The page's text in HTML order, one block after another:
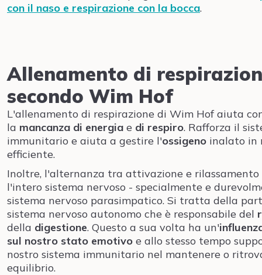
con il naso e respirazione con la bocca.
Allenamento di
secondo Wim Hof
L'allenamento di respirazione di Wim Hof aiuta
la mancanza di energia e di respiro. Rafforza il
immunitario e aiuta a gestire l'ossigeno inalato in
efficiente.
Inoltre, l'alternanza tra attivazione e
l'intero sistema nervoso - specialmente e
sistema nervoso parasimpatico. Si tratta della
sistema nervoso autonomo che è responsabile del
della digestione. Questo a sua volta ha un'
sul nostro stato emotivo e allo stesso tempo
nostro sistema immunitario nel mantenere o
equilibrio.